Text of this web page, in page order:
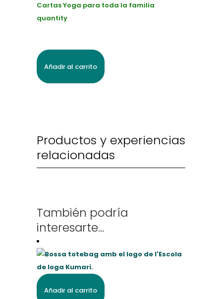
Cartas Yoga para toda la familia
quantity
Añadir al carrito
Productos y experiencias
relacionadas
También podría
interesarte...
Añadir al carrito